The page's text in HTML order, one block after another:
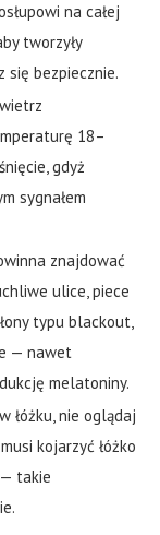
na całej
tworzyły
bezpiecznie.
18–
gdyż
sygnałem
znajdować
ulice, piece
typu blackout,
— nawet
melatoniny.
łóżku, nie oglądaj
kojarzyć łóżko
— takie